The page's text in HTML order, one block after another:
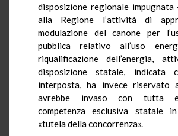
disposizione regionale impugnata
alla Regione l’attività di
modulazione del canone per
pubblica relativo all’uso
riqualificazione dell’energia,
disposizione statale, indicata
interposta, ha invece riservato
avrebbe invaso con tutta
competenza esclusiva statale
«tutela della concorrenza».